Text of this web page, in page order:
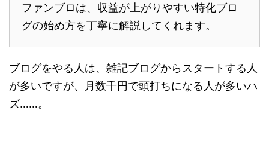
ファンブロは、収益が上がりやすい特化ブロ
グの始め方を丁寧に解説してくれます。
ブログをやる人は、雑記ブログからスタートする人
が多いですが、月数千円で頭打ちになる人が多いハ
ズ……。